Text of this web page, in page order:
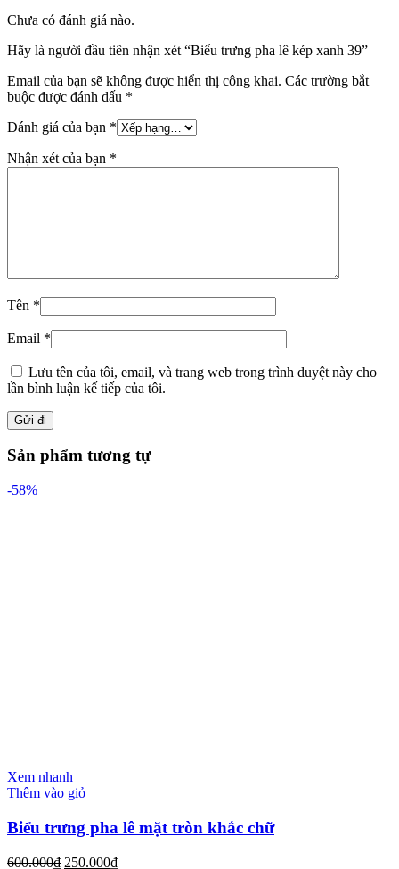
Chưa có đánh giá nào.
Hãy là người đầu tiên nhận xét “Biểu trưng pha lê kép xanh 39”
Email của bạn sẽ không được hiển thị công khai. Các trường bắt
buộc được đánh dấu *
Đánh giá của bạn *
Nhận xét của bạn *
Tên *
Email *
Lưu tên của tôi, email, và trang web trong trình duyệt này cho
lần bình luận kế tiếp của tôi.
Sản phẩm tương tự
-58%
Xem nhanh
Thêm vào giỏ
Biểu trưng pha lê mặt tròn khắc chữ
600.000₫ 250.000₫